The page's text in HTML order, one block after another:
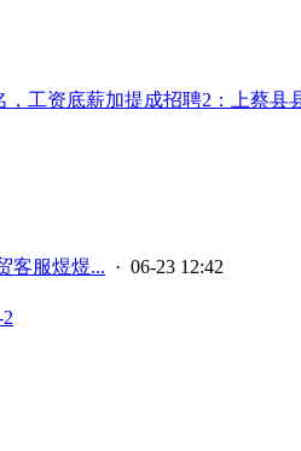
工资底薪加提成招聘2：上蔡县
客服煜煜... · 06-23 12:42